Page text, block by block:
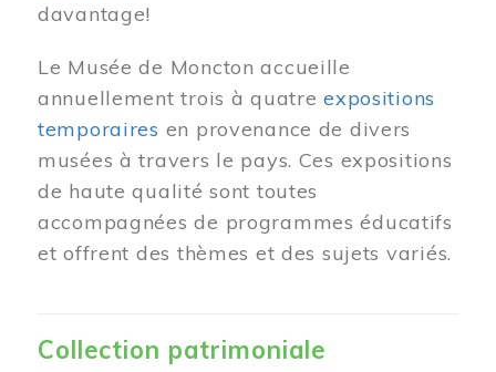
davantage!
Le Musée de Moncton accueille
annuellement trois à quatreexpositions
temporaires en provenance de divers
musées à travers le pays. Ces expositions
de haute qualité sont toutes
accompagnées de programmes éducatifs
et offrent des thèmes et des sujets variés.
Collection patrimoniale